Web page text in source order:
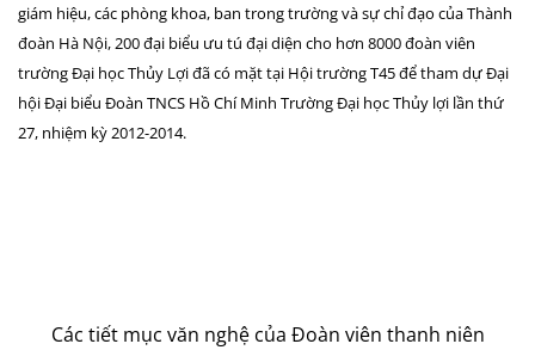
giám hiệu, các phòng khoa, ban trong trường và sự chỉ đạo của Thành
đoàn Hà Nội, 200 đại biểu ưu tú đại diện cho hơn 8000 đoàn viên
trường Đại học Thủy Lợi đã có mặt tại Hội trường T45 để tham dự Đại
hội Đại biểu Đoàn TNCS Hồ Chí Minh Trường Đại học Thủy lợi lần thứ
27, nhiệm kỳ 2012-2014.
Các tiết mục văn nghệ của Đoàn viên thanh niên